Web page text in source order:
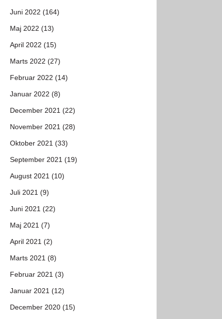
Juni 2022 (164)
Maj 2022 (13)
April 2022 (15)
Marts 2022 (27)
Februar 2022 (14)
Januar 2022 (8)
December 2021 (22)
November 2021 (28)
Oktober 2021 (33)
September 2021 (19)
August 2021 (10)
Juli 2021 (9)
Juni 2021 (22)
Maj 2021 (7)
April 2021 (2)
Marts 2021 (8)
Februar 2021 (3)
Januar 2021 (12)
December 2020 (15)